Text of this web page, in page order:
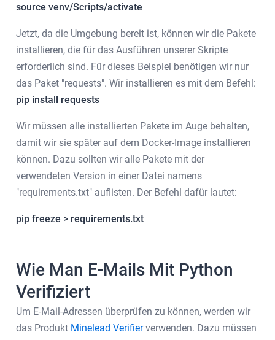
source venv/Scripts/activate
Jetzt, da die Umgebung bereit ist, können wir die Pakete
installieren, die für das Ausführen unserer Skripte
erforderlich sind. Für dieses Beispiel benötigen wir nur
das Paket "requests". Wir installieren es mit dem Befehl:
pip install requests
Wir müssen alle installierten Pakete im Auge behalten,
damit wir sie später auf dem Docker-Image installieren
können. Dazu sollten wir alle Pakete mit der
verwendeten Version in einer Datei namens
"requirements.txt" auflisten. Der Befehl dafür lautet:
pip freeze > requirements.txt
Wie Man E-Mails Mit Python
Verifiziert
Um E-Mail-Adressen überprüfen zu können, werden wir
das Produkt Minelead Verifierverwenden. Dazu müssen